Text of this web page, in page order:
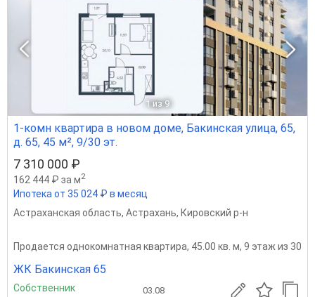
1 из 9
1-комн квартира в новом доме, Бакинская улица, 65,
д. 65, 45 м², 9/30 эт.
7 310 000 ₽
162 444 ₽ за м2
Ипотека от 35 024 ₽ в месяц
Астраханская область, Астрахань, Кировский р-н
Продается однокомнатная квартира, 45.00 кв. м, 9 этаж из 30
ЖК Бакинская 65
Собственник 03.08